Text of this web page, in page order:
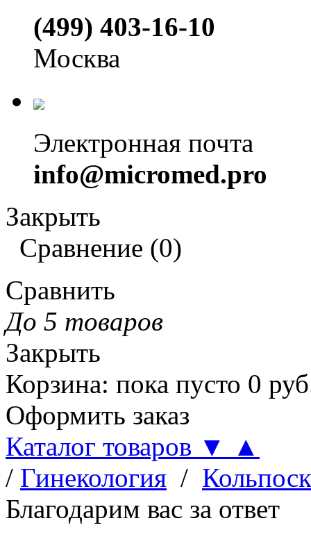
(499) 403-16-10
Москва
Электронная почта
info@micromed.pro
Закрыть
Сравнение (0)
Сравнить
До 5 товаров
Закрыть
Корзина: пока пусто 0
Оформить заказ
Каталог товаров ▼
▲
/ Гинекология /
Благодарим вас за ответ